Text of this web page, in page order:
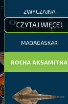
ZWYCZAJNA
CZYTAJ WIĘCEJ
MADAGASKAR
ROCHA AKSAMITNA